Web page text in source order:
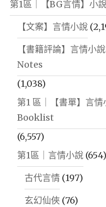
第1區｜【BG言情】小
【文案】言情小說
【書籍評論】言情小
Notes
(1,038)
第1 區｜【書單】言
Booklist
(6,557)
第1區｜言情小說 (654)
古代言情 (197)
玄幻仙俠 (76)